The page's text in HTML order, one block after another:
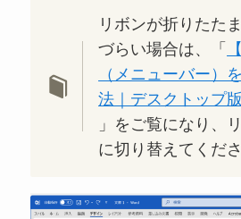
リボンが折りたた
づらい場合は、「
（メニューバー）
法｜デスクトップ
」をご覧になり、
に切り替えてくださ